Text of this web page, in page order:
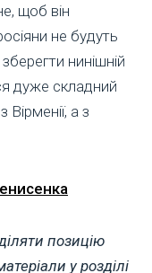
щоб він
не будуть
нинішній
дуже складний
а з
позицію
у розділі